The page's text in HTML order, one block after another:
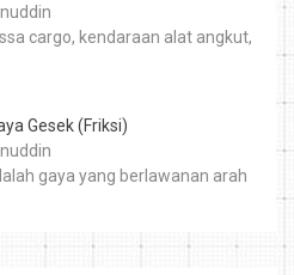
cargo, kendaraan alat angkut,
Gesek (Friksi)
gaya yang berlawanan arah